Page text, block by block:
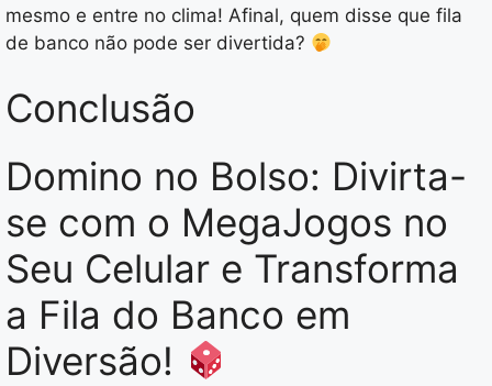
mesmo e entre no clima! Afinal, quem disse que fila
de banco não pode ser divertida?
Conclusão
Domino no Bolso: Divirta-
se com o MegaJogos no
Seu Celular e Transforma
a Fila do Banco em
Diversão!